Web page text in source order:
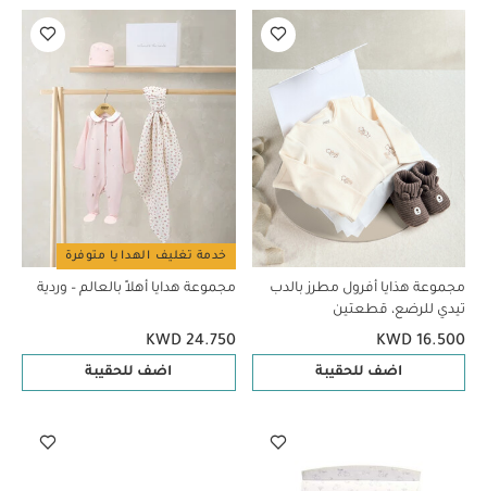
مجموعة هذايا أفرول مطرز بالدب
تيدي للرضع، قطعتين
KWD 16.500
اضف للحقيبة
خدمة تغليف الهدايا متوفرة
مجموعة هدايا أهلاً بالعالم – وردية
KWD 24.750
اضف للحقيبة